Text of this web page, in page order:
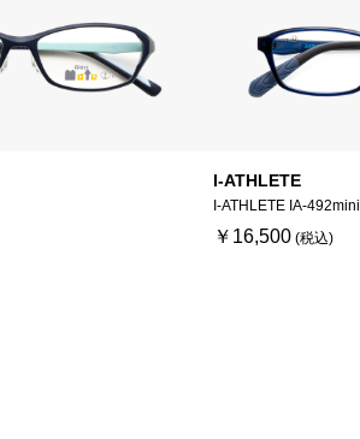
I-ATHLETE
I-ATHLETE IA-492mini
￥16,500